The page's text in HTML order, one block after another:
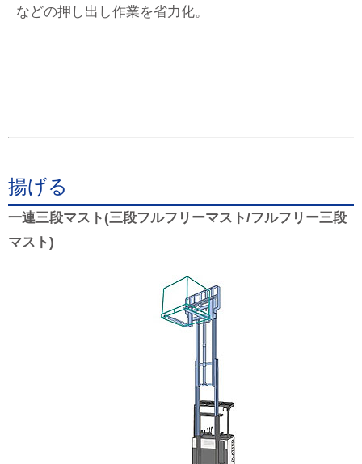
などの押し出し作業を省力化。
揚げる
一連三段マスト(三段フルフリーマスト/フルフリー三段
マスト)